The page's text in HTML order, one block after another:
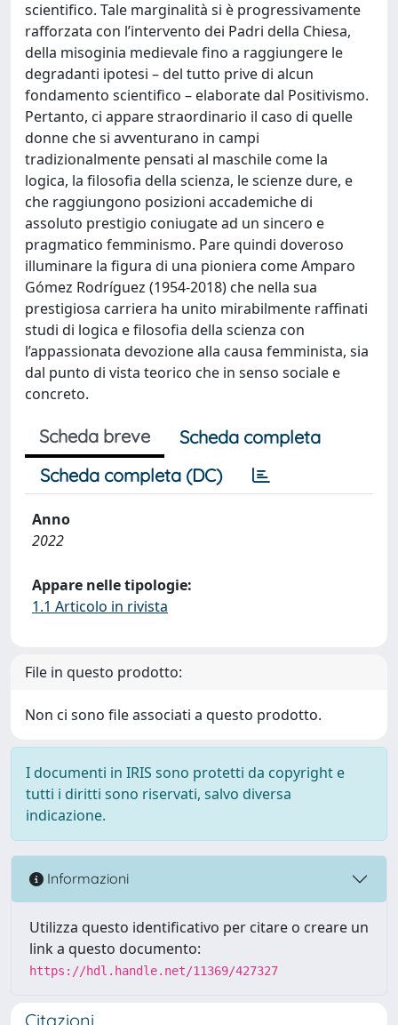
scientifico. Tale marginalità si è progressivamente
rafforzata con l’intervento dei Padri della Chiesa,
della misoginia medievale fino a raggiungere le
degradanti ipotesi – del tutto prive di alcun
fondamento scientifico – elaborate dal Positivismo.
Pertanto, ci appare straordinario il caso di quelle
donne che si avventurano in campi
tradizionalmente pensati al maschile come la
logica, la filosofia della scienza, le scienze dure, e
che raggiungono posizioni accademiche di
assoluto prestigio coniugate ad un sincero e
pragmatico femminismo. Pare quindi doveroso
illuminare la figura di una pioniera come Amparo
Gómez Rodríguez (1954-2018) che nella sua
prestigiosa carriera ha unito mirabilmente raffinati
studi di logica e filosofia della scienza con
l’appassionata devozione alla causa femminista, sia
dal punto di vista teorico che in senso sociale e
concreto.
Scheda breve
Scheda completa
Scheda completa (DC)
Anno
2022
Appare nelle tipologie:
1.1 Articolo in rivista
File in questo prodotto:
Non ci sono file associati a questo prodotto.
I documenti in IRIS sono protetti da copyright e
tutti i diritti sono riservati, salvo diversa
indicazione.
Informazioni
Utilizza questo identificativo per citare o creare un
link a questo documento:
https://hdl.handle.net/11369/427327
Citazioni